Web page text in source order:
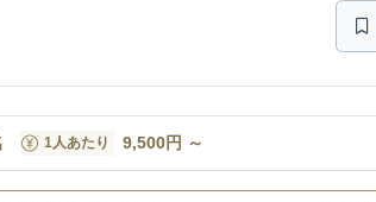
1人あたり 9,500円 ～